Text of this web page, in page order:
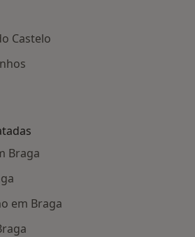
Castelo
Braga
em Braga